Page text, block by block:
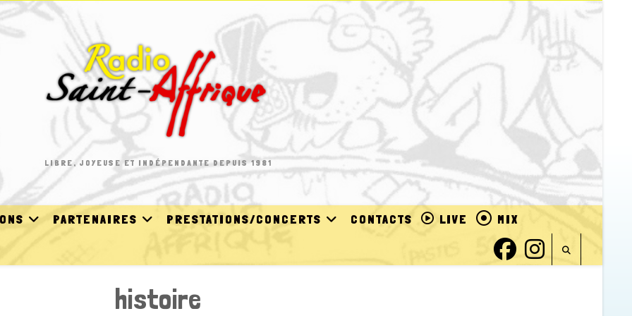
LIBRE, JOYEUSE ET INDÉPENDANTE DEPUIS 1981
PARTENAIRES PRESTATIONS/CONCERTS CONTACTS LIVE MIX
histoire